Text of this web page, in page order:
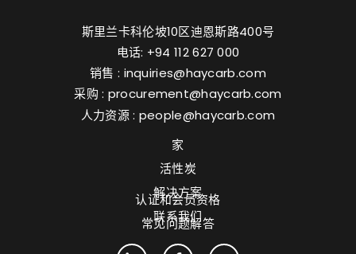
斯里兰卡科伦坡10区迪恩斯路400号
电话: +94 112 627 000
销售 : inquiries@haycarb.com
采购 : procurement@haycarb.com
人力资源 : people@haycarb.com
家
活性炭
解决方案
联系我们
认证和会员资格
常见问题解答